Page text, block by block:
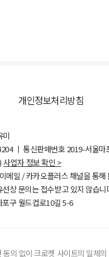
개인정보처리방침
미
ㅣ 통신판매번호 2019-서울마
사업자 정보 확인 >
메일 / 카카오플러스 채널을 통해
상 문의는 접수받고 있지 않습니
포구 월드컵로10길5-6
의 없이 크로켓 사이트의 일체